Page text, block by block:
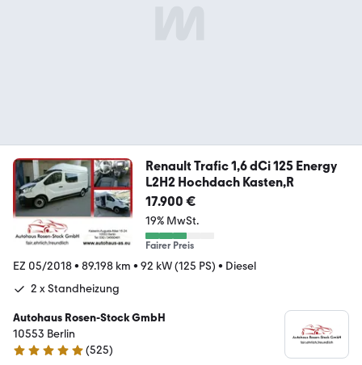
Renault Trafic 1,6 dCi 125 Energy
L2H2 Hochdach Kasten,R
17.900 €
19% MwSt.
Fairer Preis
EZ 05/2018• 89.198 km • 92 kW (125 PS) • Diesel
2 x Standheizung
Autohaus Rosen-Stock GmbH
10553 Berlin
4.9 Sterne
(525)